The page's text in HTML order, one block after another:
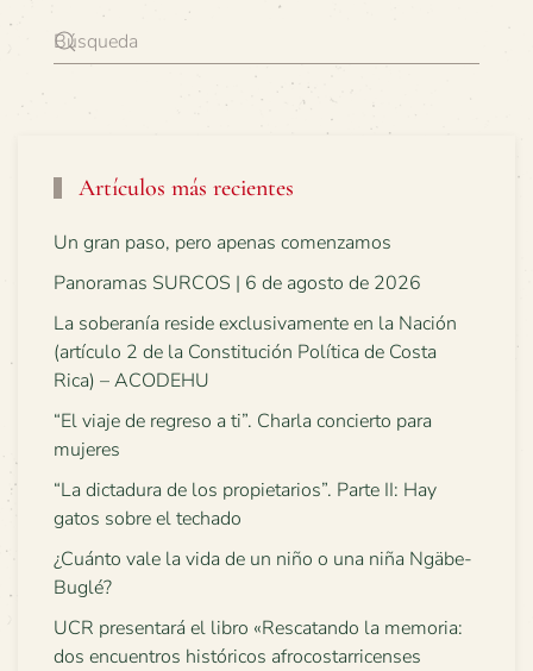
Artículos más recientes
Un gran paso, pero apenas comenzamos
Panoramas SURCOS | 6 de agosto de 2026
La soberanía reside exclusivamente en la Nación
(artículo 2 de la Constitución Política de Costa
Rica) – ACODEHU
“El viaje de regreso a ti”. Charla concierto para
mujeres
“La dictadura de los propietarios”. Parte II: Hay
gatos sobre el techado
¿Cuánto vale la vida de un niño o una niña Ngäbe-
Buglé?
UCR presentará el libro «Rescatando la memoria:
dos encuentros históricos afrocostarricenses